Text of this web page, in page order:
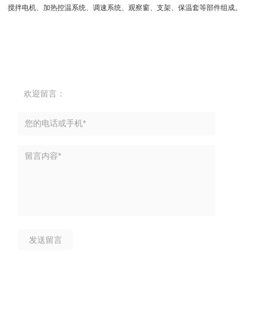
搅拌电机、加热控温系统、调速系统、观察窗、支架、保温套等部件组成。
欢迎留言：